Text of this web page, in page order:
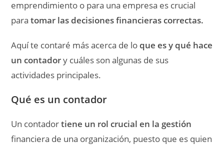
emprendimiento o para una empresa es crucial
paratomar las decisiones financieras correctas.
Aquí te contaré más acerca de lo que es y qué hace
un contadory cuáles son algunas de sus
actividades principales.
Qué es un contador
Un contadortiene un rol crucial en la gestión
financiera de una organización, puesto que es quien